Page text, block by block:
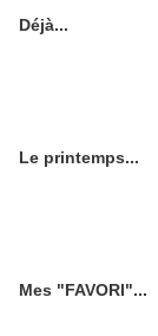
Déjà...
Le printemps...
Mes "FAVORI"...